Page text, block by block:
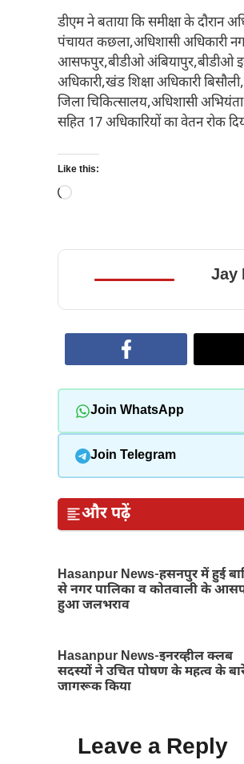
डीएम ने बताया कि समीक्षा के दौरान
पंचायत कछला,अधिशासी अधिकारी
आसफपुर,बीडीओ अंबियापुर,बीडीओ
अधिकारी,खंड शिक्षा अधिकारी
जिला चिकित्सालय,अधिशासी
सहित 17 अधिकारियों का वेतन रोक
Like this:
Loading…
Jay
Join WhatsApp
Join Telegram
और पढ़ें
Hasanpur News-हसनपुर में हुई
से नगर पालिका व कोतवाली के
हुआ जलभराव
Hasanpur News-इनरव्हील क्लब
सदस्यों ने उचित पोषण के महत्व के
जागरूक किया
Leave a Reply